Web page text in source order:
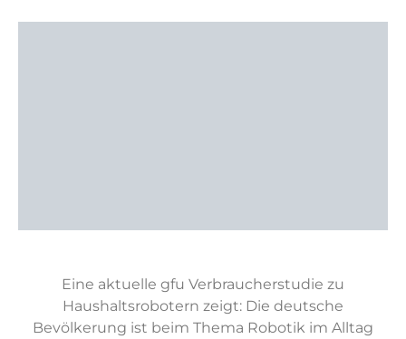
Eine aktuelle gfu Verbraucherstudie zu
Haushaltsrobotern zeigt: Die deutsche
Bevölkerung ist beim Thema Robotik im Alltag